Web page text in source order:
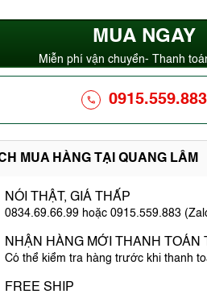
MUA NGAY
Miễn phí vận chuyển- Thanh
0915.559.883
MUA HÀNG TẠI QUANG LÂM
NÓI THẬT, GIÁ THẤP
0834.69.66.99 hoặc 0915.559.883
NHẬN HÀNG MỚI THANH TOÁN
Có thể kiểm tra hàng trước khi thanh
FREE SHIP